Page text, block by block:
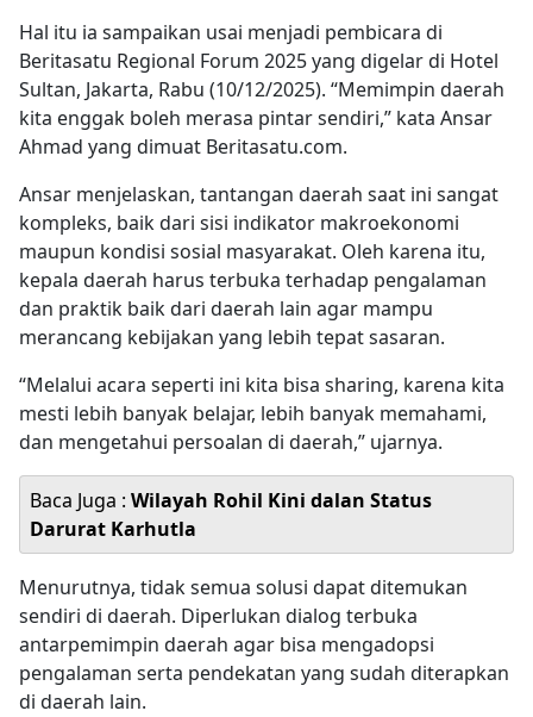
Hal itu ia sampaikan usai menjadi pembicara di
Beritasatu Regional Forum 2025 yang digelar di Hotel
Sultan, Jakarta, Rabu (10/12/2025). “Memimpin daerah
kita enggak boleh merasa pintar sendiri,” kata Ansar
Ahmad yang dimuat Beritasatu.com.
Ansar menjelaskan, tantangan daerah saat ini sangat
kompleks, baik dari sisi indikator makroekonomi
maupun kondisi sosial masyarakat. Oleh karena itu,
kepala daerah harus terbuka terhadap pengalaman
dan praktik baik dari daerah lain agar mampu
merancang kebijakan yang lebih tepat sasaran.
“Melalui acara seperti ini kita bisa sharing, karena kita
mesti lebih banyak belajar, lebih banyak memahami,
dan mengetahui persoalan di daerah,” ujarnya.
Baca Juga : Wilayah Rohil Kini dalan Status
Darurat Karhutla
Menurutnya, tidak semua solusi dapat ditemukan
sendiri di daerah. Diperlukan dialog terbuka
antarpemimpin daerah agar bisa mengadopsi
pengalaman serta pendekatan yang sudah diterapkan
di daerah lain.